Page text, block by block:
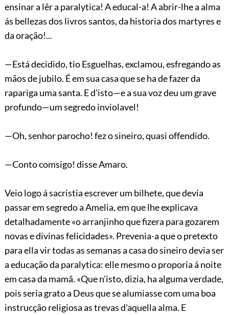
ensinar a lêr a paralytica! A educal-a! A abrir-lhe a alma
ás bellezas dos livros santos, da historia dos martyres e
da oração!...
—Está decidido, tio Esguelhas, exclamou, esfregando as
mãos de jubilo. É em sua casa que se ha de fazer da
rapariga uma santa. E d'isto—e a sua voz deu um grave
profundo—um segredo inviolavel!
—Oh, senhor parocho! fez o sineiro, quasi offendido.
—Conto comsigo! disse Amaro.
Veio logo á sacristia escrever um bilhete, que devia
passar em segredo a Amelia, em que lhe explicava
detalhadamente «o arranjinho que fizera para gozarem
novas e divinas felicidades». Prevenia-a que o pretexto
para ella vir todas as semanas a casa do sineiro devia ser
a educação da paralytica: elle mesmo o proporia á noite
em casa da mamã. «Que n'isto, dizia, ha alguma verdade,
pois seria grato a Deus que se alumiasse com uma boa
instrucção religiosa as trevas d'aquella alma. E